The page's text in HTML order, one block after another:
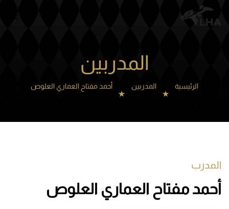
المدربين
الرئيسية المدربين أحمد مفتاح العماري العلوص
المدرب
أحمد مفتاح العماري العلوص